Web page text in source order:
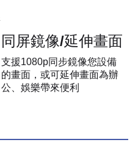
同屏鏡像/延伸畫面
支援1080p同步鏡像您設備
的畫面，或可延伸畫面為辦
公、娛樂帶來便利